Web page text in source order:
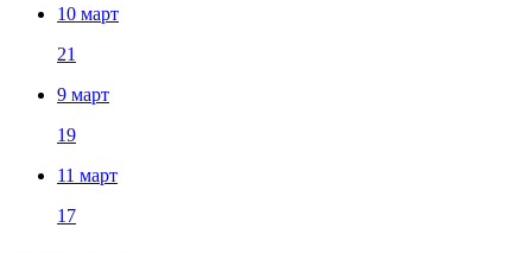
10 март
21
9 март
19
11 март
17